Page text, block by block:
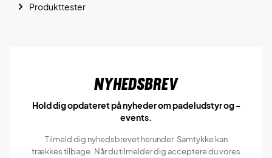
Produkttester
Nyhedsbrev
Hold dig opdateret på nyheder om padeludstyr og -
events.
Tilmeld dig nyhedsbrevet herunder. Samtykke kan
trækkes tilbage. Når du tilmelder dig acceptere du vores